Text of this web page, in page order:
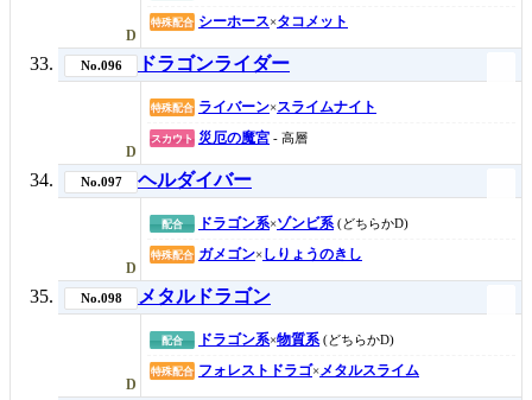
D
特殊配合 シーホース×タコメット
No.096 ドラゴンライダー
D
特殊配合 ライバーン×スライムナイト
スカウト 災厄の魔宮 - 高層
No.097 ヘルダイバー
D
配合 ドラゴン系×ゾンビ系 (どちらかD)
特殊配合 ガメゴン×しりょうのきし
No.098 メタルドラゴン
D
配合 ドラゴン系×物質系 (どちらかD)
特殊配合 フォレストドラゴ× メタルスライム